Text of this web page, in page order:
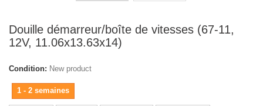
Douille démarreur/boîte de vitesses (67-11,
12V, 11.06x13.63x14)
Condition: New product
1 - 2 semaines